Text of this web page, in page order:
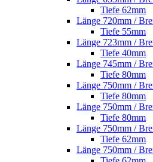
Tiefe 62mm
Länge 720mm /
Tiefe 55mm
Länge 723mm /
Tiefe 40mm
Länge 745mm /
Tiefe 80mm
Länge 750mm /
Tiefe 80mm
Länge 750mm /
Tiefe 80mm
Länge 750mm /
Tiefe 62mm
Länge 750mm /